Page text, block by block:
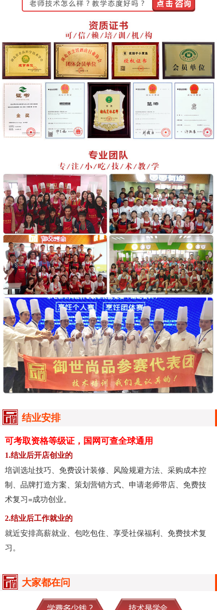
结业安排
可考取资格等级证，国网可查全球通用
1.结业后开店创业的
培训选址技巧、免费设计装修、风险规避方法、采购成本控
制、品牌打造方案、策划营销方式、申请老师带店、免费技
术复习=成功创业。
2.结业后工作就业的
就近安排高薪就业、包吃包住、享受社保福利、免费技术复
习。
大家都在问